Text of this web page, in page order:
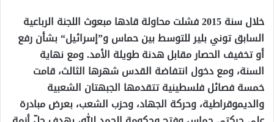
خلال سنة 2015 فشلت محاولة قادها مبعوث اللجنة الرباعية
السابق توني بلير للتوسط بين حماس و”إسرائيل“ بشأن رفع
أو تخفيف الحصار مقابل هدنة طويلة الأمد. ومع نهاية
السنة، ومع دخول انتفاضة القدس شهرها الثالث، قامت
خمسة فصائل فلسطينية تتقدمها الجبهتان الشعبية
والديموقراطية، وحركة الجهاد، وحزب الشعب، بعرض مبادرة